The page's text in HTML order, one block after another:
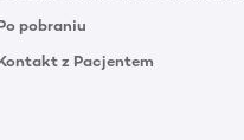
pobraniu
z Pacjentem